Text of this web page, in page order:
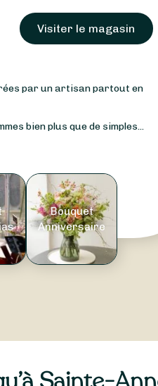
Visiter le magasin
par un artisan partout en
bien plus que de simples...
Bouquet
Anniversaire